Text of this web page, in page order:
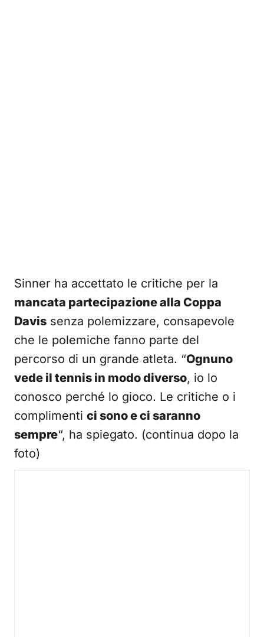
Sinner ha accettato le critiche per la
mancata partecipazione alla Coppa
Davis senza polemizzare, consapevole
che le polemiche fanno parte del
percorso di un grande atleta. “Ognuno
vede il tennis in modo diverso, io lo
conosco perché lo gioco. Le critiche o i
complimenti ci sono e ci saranno
sempre“, ha spiegato. (continua dopo la
foto)